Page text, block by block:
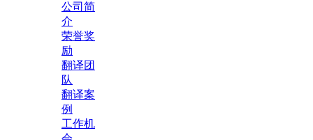
公司简
介
荣誉奖
励
翻译团
队
翻译案
例
工作机